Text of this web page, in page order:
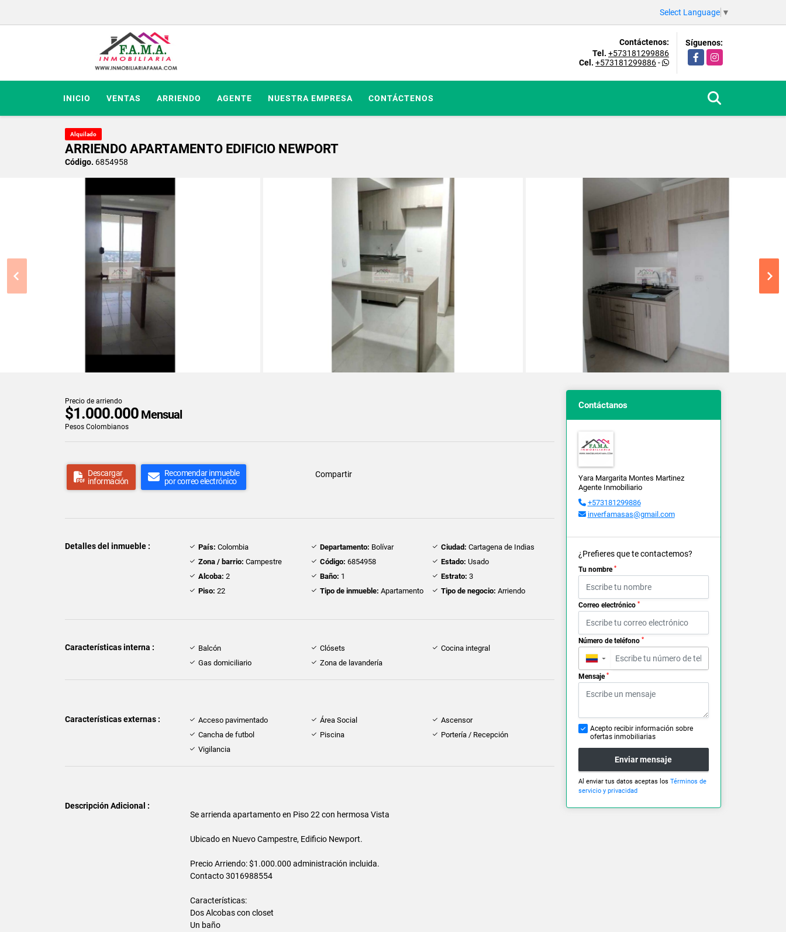
Select Language ▼
Contáctenos:
Tel. +573181299886
Cel. +573181299886-
Síguenos:
FacebookInstagram
INICIO VENTAS ARRIENDO AGENTE NUESTRA EMPRESA CONTÁCTENOS
Alquilado
ARRIENDO APARTAMENTO EDIFICIO NEWPORT
Código. 6854958
Precio de arriendo
$1.000.000 Mensual
Pesos Colombianos
Descargar
información
Recomendar inmueble
por correo electrónico
Compartir
Detalles del inmueble : País: Colombia Departamento: Bolívar Ciudad: Cartagena de Indias
Zona / barrio: Campestre Código: 6854958 Estado: Usado
Alcoba: 2 Baño: 1 Estrato: 3
Piso: 22 Tipo de inmueble: Apartamento Tipo de negocio: Arriendo
Características interna : Balcón Clósets
Cocina integral
Gas domiciliario
Zona de lavandería
Características externas : Acceso pavimentado Área Social
Ascensor
Cancha de futbol
Piscina
Portería / Recepción
Vigilancia
Descripción Adicional :
Se arrienda apartamento en Piso 22 con hermosa Vista
Ubicado en Nuevo Campestre, Edificio Newport.
Precio Arriendo: $1.000.000 administración incluida.
Contacto 3016988554
Características:
Dos Alcobas con closet
Un baño
Contáctanos
Yara Margarita Montes Martinez
Agente Inmobiliario
+573181299886
inverfamasas@gmail.com
¿Prefieres que te contactemos?
Tu nombre *
Correo electrónico *
Número de teléfono *
▼
Mensaje *
Acepto recibir información sobre
ofertas inmobiliarias
Enviar mensaje
Al enviar tus datos aceptas los Términos de
servicio y privacidad